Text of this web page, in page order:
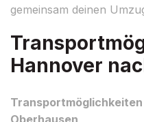
gemeinsam deinen
Hannover
Oberhausen